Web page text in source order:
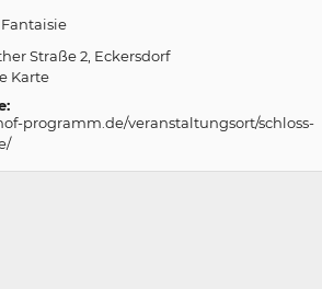
Straße 2 Eckersdorf
Karte
programm.de/veranstaltungsort/schloss-